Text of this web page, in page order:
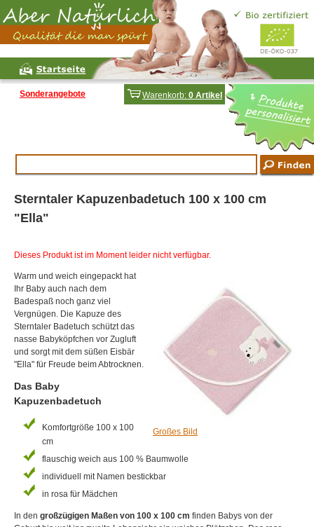
Warenkorb: 0 Artikel
Sonderangebote
Sterntaler Kapuzenbadetuch 100 x 100 cm
"Ella"
Dieses Produkt ist im Moment leider nicht verfügbar.
Großes Bild
Warm und weich eingepackt hat
Ihr Baby auch nach dem
Badespaß noch ganz viel
Vergnügen. Die Kapuze des
Sterntaler Badetuch schützt das
nasse Babyköpfchen vor Zugluft
und sorgt mit dem süßen Eisbär
"Ella" für Freude beim Abtrocknen.
Das Baby
Kapuzenbadetuch
Komfortgröße 100 x 100
cm
flauschig weich aus 100 % Baumwolle
individuell mit Namen bestickbar
in rosa für Mädchen
In den großzügigen Maßen von 100 x 100 cm finden Babys von der